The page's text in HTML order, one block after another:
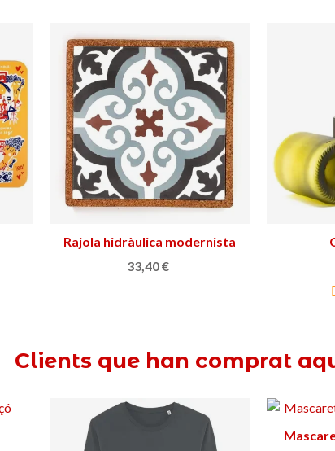
Triar opció
Rajola hidràulica modernista
33,40 €
Clients que han comprat